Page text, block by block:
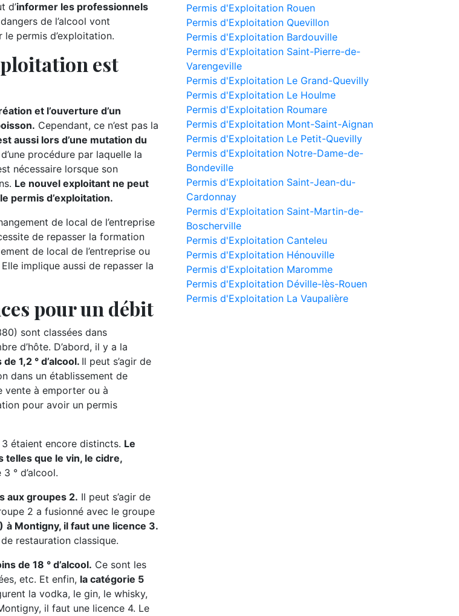
d’informer les professionnels
de l’alcool vont
permis d’exploitation.
est
et l’ouverture d’un
Cependant, ce n’est pas la
aussi lors d’une mutation du
procédure par laquelle la
nécessaire lorsque son
Le nouvel exploitant ne peut
permis d’exploitation.
de local de l’entreprise
de repasser la formation
de local de l’entreprise ou
implique aussi de repasser la
pour un débit
sont classées dans
d’hôte. D’abord, il y a la
1,2 ° d’alcool. Il peut s’agir de
dans un établissement de
vente à emporter ou à
pour avoir un permis
étaient encore distincts. Le
que le vin, le cidre,
° d’alcool.
aux groupes 2. Il peut s’agir de
2 a fusionné avec le groupe
à Montigny, il faut une licence 3.
restauration classique.
de 18 ° d’alcool. Ce sont les
etc. Et enfin, la catégorie 5
la vodka, le gin, le whisky,
il faut une licence 4. Le
Permis d'Exploitation Rouen
Permis d'Exploitation Quevillon
Permis d'Exploitation Bardouville
Permis d'Exploitation Saint-Pierre-de-
Varengeville
Permis d'Exploitation Le Grand-Quevilly
Permis d'Exploitation Le Houlme
Permis d'Exploitation Roumare
Permis d'Exploitation Mont-Saint-Aignan
Permis d'Exploitation Le Petit-Quevilly
Permis d'Exploitation Notre-Dame-de-
Bondeville
Permis d'Exploitation Saint-Jean-du-
Cardonnay
Permis d'Exploitation Saint-Martin-de-
Boscherville
Permis d'Exploitation Canteleu
Permis d'Exploitation Hénouville
Permis d'Exploitation Maromme
Permis d'Exploitation Déville-lès-Rouen
Permis d'Exploitation La Vaupalière